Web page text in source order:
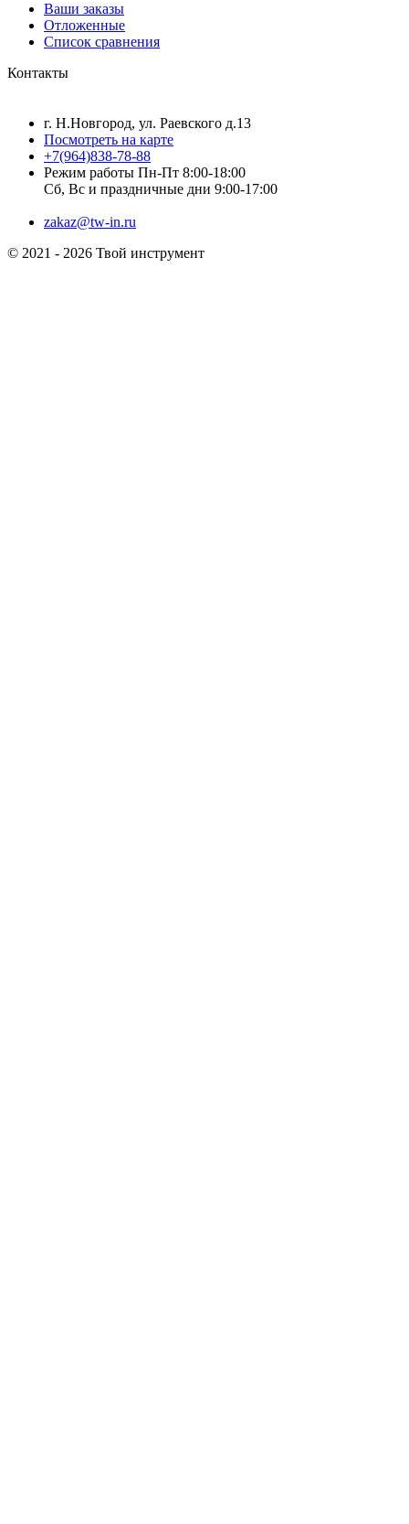
Ваши заказы
Отложенные
Список сравнения
Контакты
г. Н.Новгород, ул. Раевского д.13
Посмотреть на карте
+7(964)838-78-88
Режим работы Пн-Пт 8:00-18:00
Сб, Вс и праздничные дни 9:00-17:00
zakaz@tw-in.ru
© 2021 - 2026 Твой инструмент